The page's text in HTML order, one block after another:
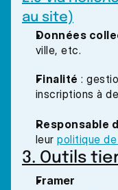
au site)
Données
ville, etc.
Finalité :
inscriptions à
Responsable
leur politique
3. Outils
Framer